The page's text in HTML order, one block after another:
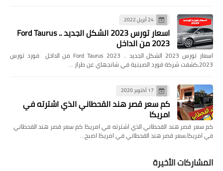
24 أبريل 2022
اسعار تورس 2023 الشكل الجديد .. Ford Taurus
2023 من الداخل
اسعار تورس 2023 الشكل الجديد .. Ford Taurus 2023 من الداخل فورد تورس
2023،كشفت شركة فورد الصينية في شانجهاي عن طراز …
17 أكتوبر 2020
كم سعر قصر هند القحطاني الذي اشترته في
امريكا
كم سعر قصر هند القحطاني الذي اشترته في امريكا كم سعر قصر هند القحطاني
في امريكا,سعر قصر هند القحطاني في امريكا اصبح…
المشاركات الأخيرة